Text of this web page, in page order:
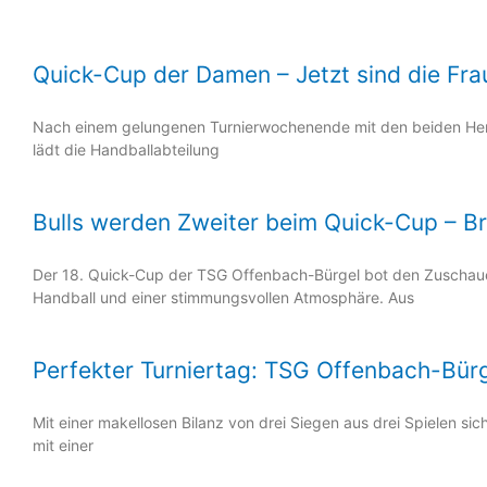
Quick-Cup der Damen – Jetzt sind die
Nach einem gelungenen Turnierwochenende mit den beiden
lädt die Handballabteilung
Bulls werden Zweiter beim Quick-Cup –
Der 18. Quick-Cup der TSG Offenbach-Bürgel bot den
Handball und einer stimmungsvollen Atmosphäre. Aus
Perfekter Turniertag: TSG Offenbach-
Mit einer makellosen Bilanz von drei Siegen aus drei Spielen
mit einer